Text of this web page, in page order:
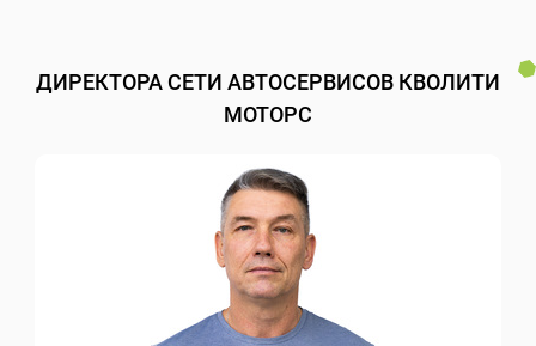
ДИРЕКТОРА СЕТИ АВТОСЕРВИСОВ КВОЛИТИ
МОТОРС